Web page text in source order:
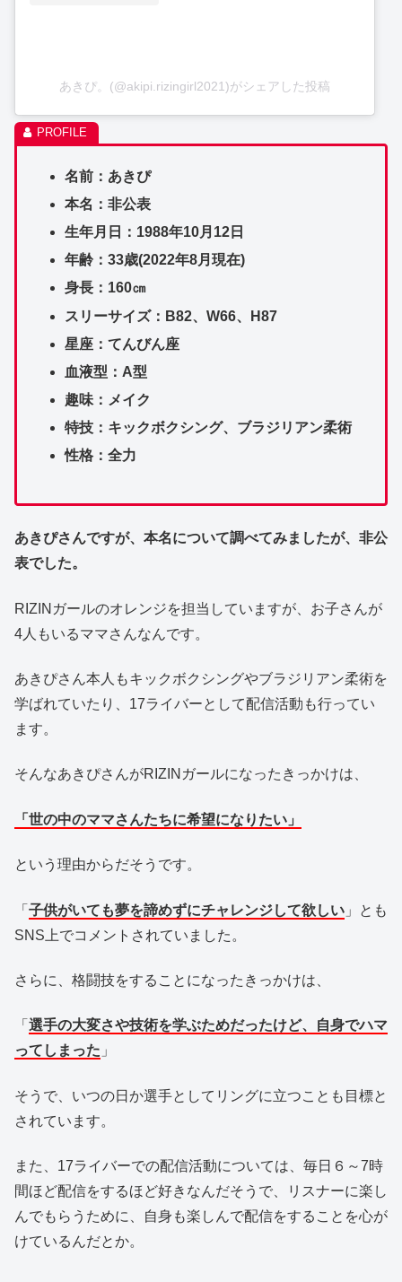
あきぴ。(@akipi.rizingirl2021)がシェアした投稿
名前：あきぴ
本名：非公表
生年月日：1988年10月12日
年齢：33歳(2022年8月現在)
身長：160㎝
スリーサイズ：B82、W66、H87
星座：てんびん座
血液型：A型
趣味：メイク
特技：キックボクシング、ブラジリアン柔術
性格：全力
あきぴさんですが、本名について調べてみましたが、非公
表でした。
RIZINガールのオレンジを担当していますが、お子さんが
4人もいるママさんなんです。
あきぴさん本人もキックボクシングやブラジリアン柔術を
学ばれていたり、17ライバーとして配信活動も行ってい
ます。
そんなあきぴさんがRIZINガールになったきっかけは、
「世の中のママさんたちに希望になりたい」
という理由からだそうです。
「 子供がいても夢を諦めずにチャレンジして欲しい 」とも
SNS上でコメントされていました。
さらに、格闘技をすることになったきっかけは、
「 選手の大変さや技術を学ぶためだったけど、自身でハマ
ってしまった 」
そうで、いつの日か選手としてリングに立つことも目標と
されています。
また、17ライバーでの配信活動については、毎日６～7時
間ほど配信をするほど好きなんだそうで、リスナーに楽し
んでもらうために、自身も楽しんで配信をすることを心が
けているんだとか。